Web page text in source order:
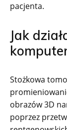
pacjenta.
Jak
Stożkowa
obrazów 3D
poprzez